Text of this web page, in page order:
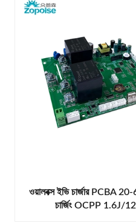
ওয়ালবক্স ইভি চার্জার PCBA
চার্জিং OCPP 1.6J/